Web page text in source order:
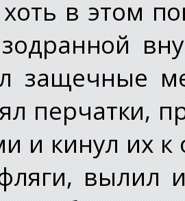
в этом
защечные
перчатки,
и кинул их к
вылил